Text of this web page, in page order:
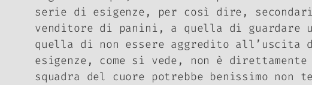
serie di esigenze, per così dire,
venditore di panini, a quella di
quella di non essere aggredito all’uscita
esigenze, come si vede, non è
squadra del cuore potrebbe benissimo